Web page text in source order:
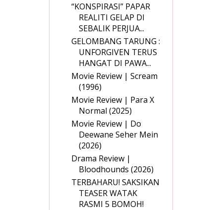
“KONSPIRASI” PAPAR
REALITI GELAP DI
SEBALIK PERJUA...
GELOMBANG TARUNG :
UNFORGIVEN TERUS
HANGAT DI PAWA...
Movie Review | Scream
(1996)
Movie Review | Para X
Normal (2025)
Movie Review | Do
Deewane Seher Mein
(2026)
Drama Review |
Bloodhounds (2026)
TERBAHARU! SAKSIKAN
TEASER WATAK
RASMI 5 BOMOH!